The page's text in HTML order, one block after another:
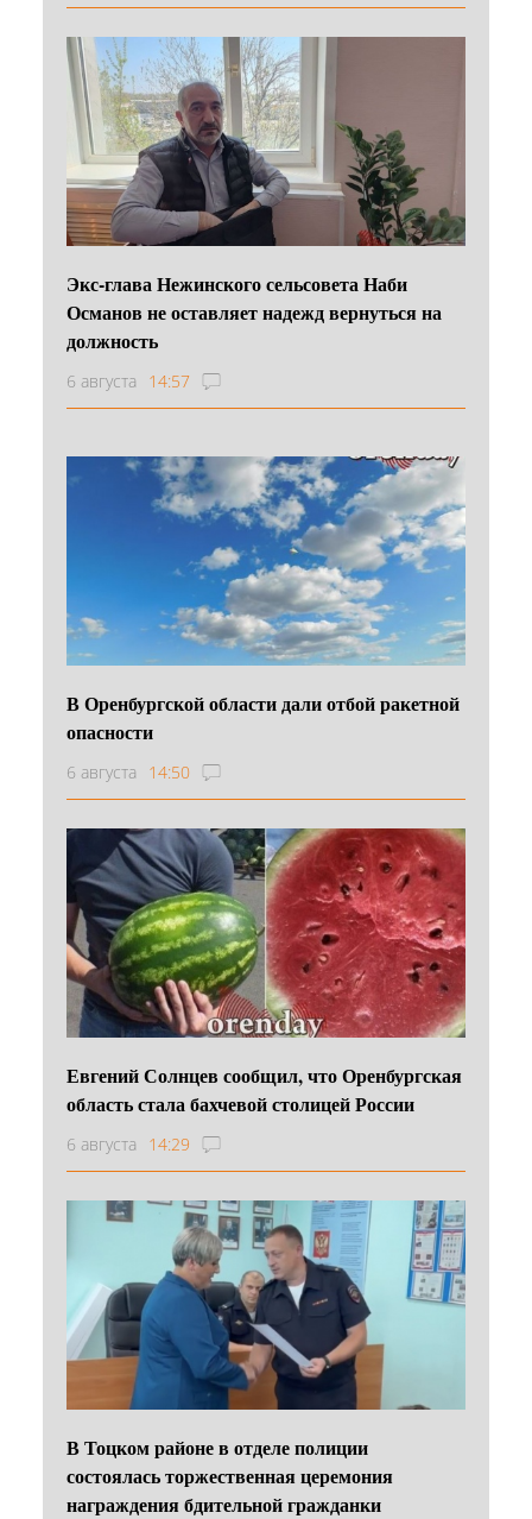
Экс-глава Нежинского сельсовета Наби
Османов не оставляет надежд вернуться на
должность
6 августа 14:57
В Оренбургской области дали отбой ракетной
опасности
6 августа 14:50
Евгений Солнцев сообщил, что Оренбургская
область стала бахчевой столицей России
6 августа 14:29
В Тоцком районе в отделе полиции
состоялась торжественная церемония
награждения бдительной гражданки